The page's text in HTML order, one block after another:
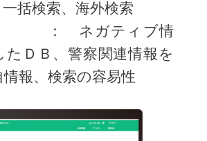
括検索、海外検索
　　：　ネガティブ情
たＤＢ、警察関連情報を
報、検索の容易性